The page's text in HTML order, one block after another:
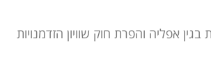
ברק), תביעות בגין אפליה והפרת חוק שוויון הזדמנויות